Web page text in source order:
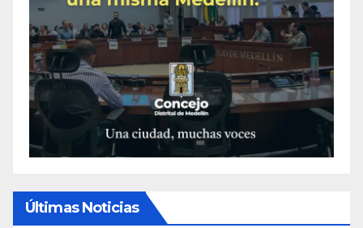
Últimas Noticias